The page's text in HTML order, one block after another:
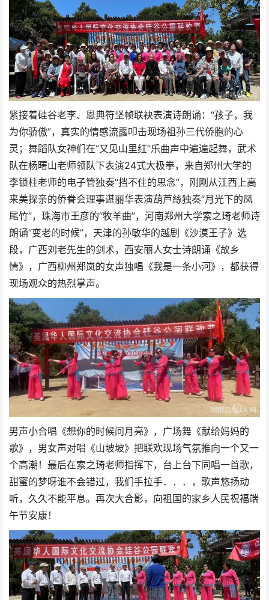
紧接着硅谷老李、恩典符坚帧联袂表演诗朗诵：“孩子，我
为你骄傲”，真实的情感流露叩击现场祖孙三代侨胞的心
灵；舞蹈队女神们在“又见山里红”乐曲声中遍遍起舞，武术
队在杨曙山老师领队下表演24式大极拳，来自郑州大学的
李锁柱老师的电子管独奏“挡不住的思念”，刚刚从江西上高
来美探亲的侨眷会理事谌丽华表演葫芦絲独奏“月光下的凤
尾竹”，珠海市王彦的“牧羊曲”，河南郑州大学索之琦老师诗
朗诵“变老的时候”，天津的孙敏华的越剧《沙漠王子》选
段，广西刘老先生的剑术，西安丽人女士诗朗诵《故乡
情》，广西柳州郑岚的女声独唱《我是一条小河》，都获得
现场观众的热烈掌声。
男声小合唱《想你的时候问月亮》，广场舞《献给妈妈的
歌》，男女声对唱《山坡坡》把联欢现场气氛推向一个又一
个高潮！最后在索之琦老师指挥下，台上台下同唱一首歌，
甜蜜的梦呀谁不会错过，我们手拉手．．．，歌声悠扬动
听，久久不能平息。再次大合影，向祖国的家乡人民祝福端
午节安康！